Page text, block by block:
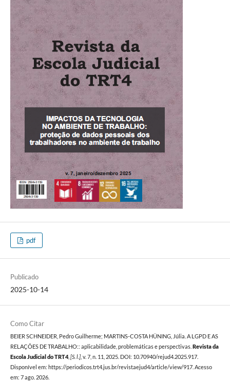
pdf
Publicado
2025-10-14
Como Citar
BEIER SCHNEIDER, Pedro Guilherme; MARTINS-COSTA HÜNING, Júlia. A LGPD E AS
RELAÇÕES DE TRABALHO:: aplicabilidade, problemáticas e perspectivas. Revista da
Escola Judicial do TRT4, [S. l.], v. 7, n. 11, 2025. DOI: 10.70940/rejud4.2025.917.
Disponível em: https://periodicos.trt4.jus.br/revistaejud4/article/view/917. Acesso
em: 7 ago. 2026.